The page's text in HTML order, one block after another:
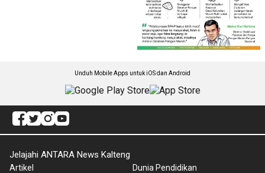
Unduh Mobile Apps untuk iOS dan Android
Jelajahi ANTARA News Kalteng
Artikel
Dunia Pendidikan